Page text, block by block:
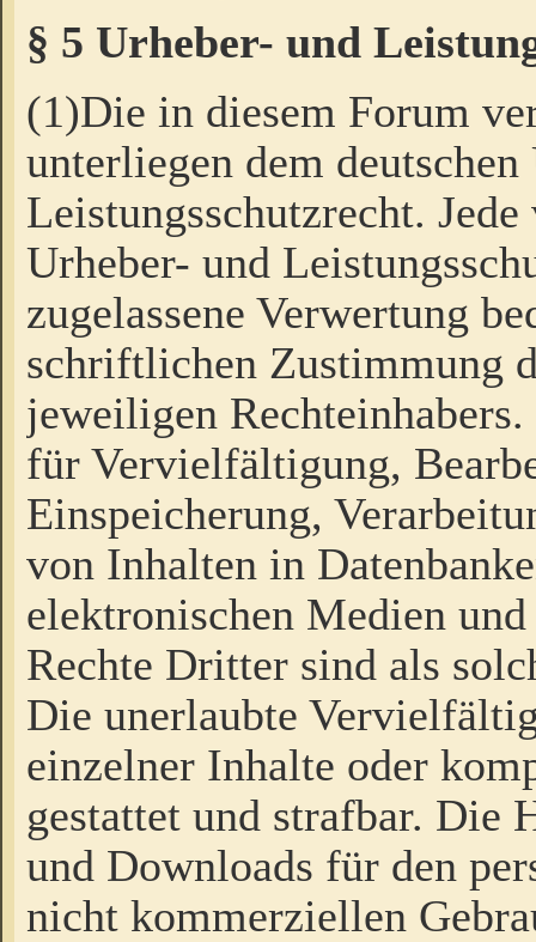
§ 5 Urheber- und
(1)Die in diesem Forum
unterliegen dem
Leistungsschutzrecht.
Urheber- und
zugelassene Verwertung
schriftlichen Zustimmung
jeweiligen
für Vervielfältigung,
Einspeicherung,
von Inhalten in
elektronischen Medien
Rechte Dritter sind als
Die unerlaubte
einzelner Inhalte oder
gestattet und strafbar. Die
und Downloads für den
nicht kommerziellen